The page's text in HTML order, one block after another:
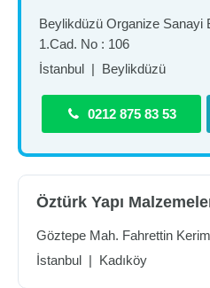
Beylikdüzü Organize Sanayi
1.Cad. No : 106
İstanbul | Beylikdüzü
0212 875 83 53
Öztürk Yapı
Göztepe Mah. Fahrettin
İstanbul | Kadıköy